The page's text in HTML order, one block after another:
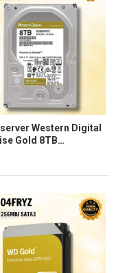
Western Digital
Gold 8TB
256MB/7200RPM